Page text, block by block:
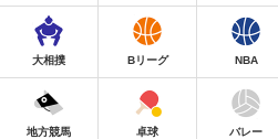
大相撲 Bリーグ NBA
地方競馬 卓球 バレー